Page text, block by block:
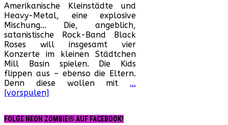
–
…
Sound
aus
dem
Jenseits
(Kanada,
1988)
Amerikanische Kleinstädte und
Heavy-Metal, eine explosive
Mischung… Die, angeblich,
satanistische Rock-Band Black
Roses will insgesamt vier
Konzerte im kleinen Städtchen
Mill Basin spielen. Die Kids
flippen aus – ebenso die Eltern.
Denn diese wollen mit …
[vorspulen]
FOLGE NEON ZOMBIE® AUF FACEBOOK!